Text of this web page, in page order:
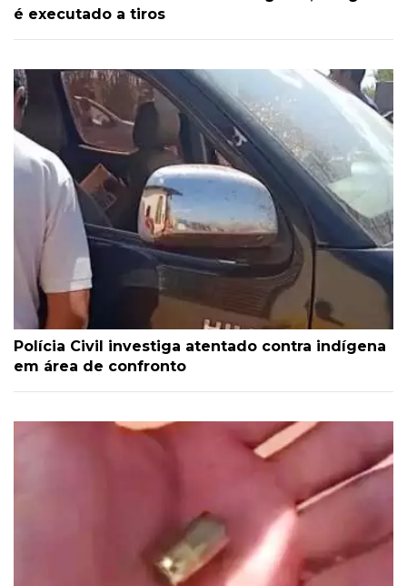
é executado a tiros
Polícia Civil investiga atentado contra indígena
em área de confronto